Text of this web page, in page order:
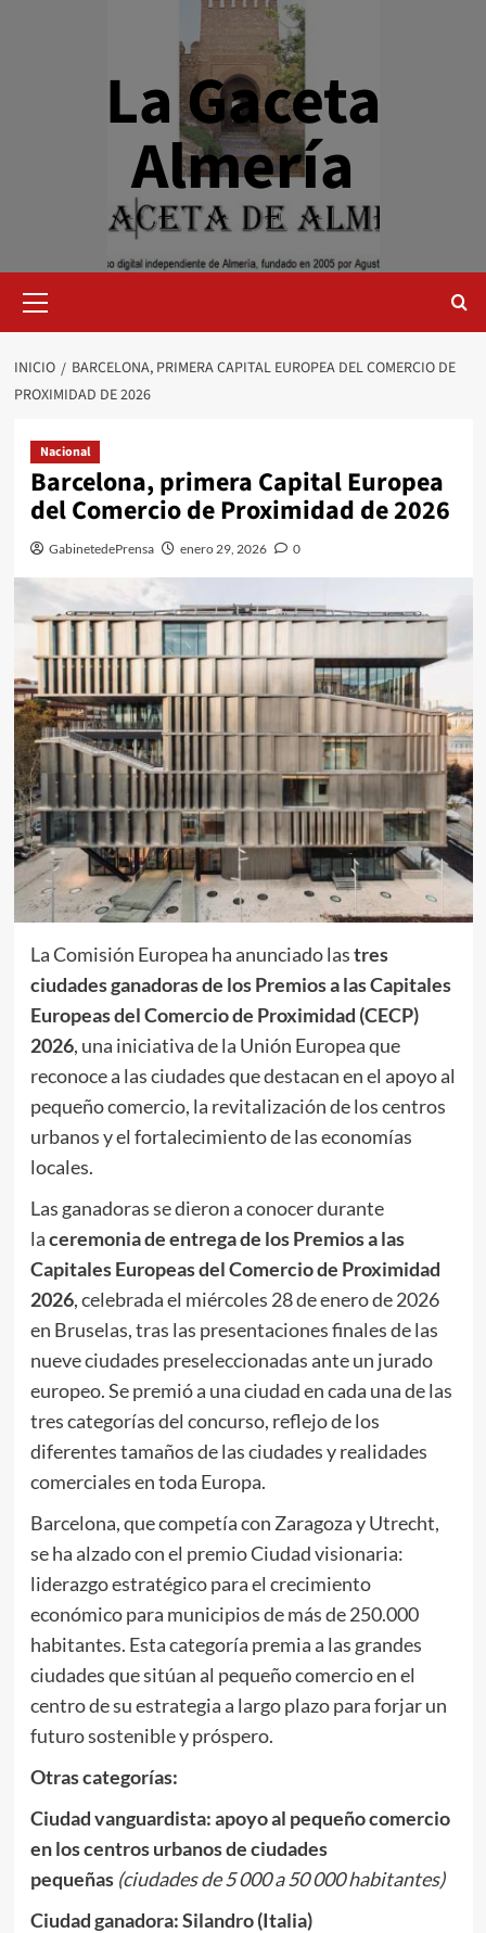
La Gaceta
Almería
primario
INICIO
BARCELONA, PRIMERA CAPITAL EUROPEA DEL COMERCIO DE
PROXIMIDAD DE 2026
Nacional
Barcelona, primera Capital Europea
del Comercio de Proximidad de 2026
GabinetedePrensa enero 29, 2026 0
La Comisión Europea ha anunciado lastres
ciudades ganadoras de los Premios a las Capitales
Europeas del Comercio de Proximidad (CECP)
2026, una iniciativa de la Unión Europea que
reconoce a las ciudades que destacan en el apoyo al
pequeño comercio, la revitalización de los centros
urbanos y el fortalecimiento de las economías
locales.
Las ganadoras se dieron a conocer durante
laceremonia de entrega de los Premios a las
Capitales Europeas del Comercio de Proximidad
2026, celebrada el miércoles 28 de enero de 2026
en Bruselas, tras las presentaciones finales de las
nueve ciudades preseleccionadas ante un jurado
europeo. Se premió a una ciudad en cada una de las
tres categorías del concurso, reflejo de los
diferentes tamaños de las ciudades y realidades
comerciales en toda Europa.
Barcelona, que competía con Zaragoza y Utrecht,
se ha alzado con el premio Ciudad visionaria:
liderazgo estratégico para el crecimiento
económico para municipios de más de 250.000
habitantes. Esta categoría premia a las grandes
ciudades que sitúan al pequeño comercio en el
centro de su estrategia a largo plazo para forjar un
futuro sostenible y próspero.
Otras categorías:
Ciudad vanguardista: apoyo al pequeño comercio
en los centros urbanos de ciudades
pequeñas (ciudades de 5 000 a 50 000 habitantes)
Ciudad ganadora: Silandro (Italia)